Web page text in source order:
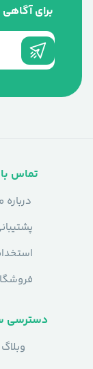
برای آگاهی
تماس
درباره
دسترسی
وبلاگ